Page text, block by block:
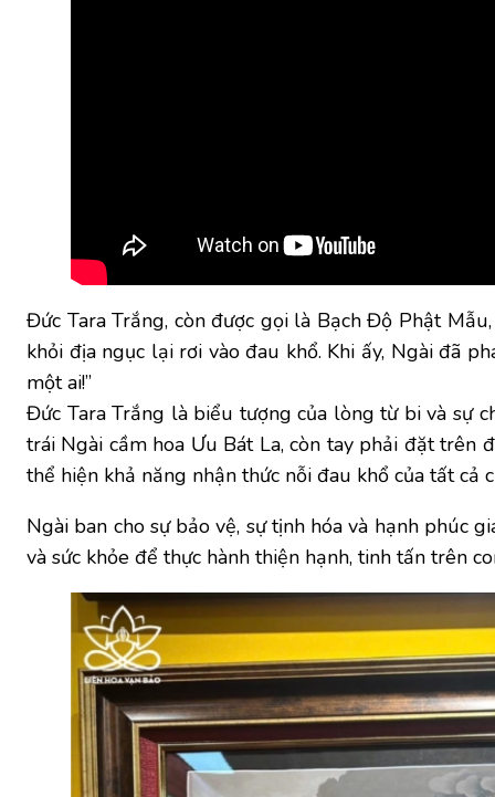
Đức Tara Trắng, còn được gọi là Bạch Độ Phật
khỏi địa ngục lại rơi vào đau khổ. Khi ấy, Ngài đã
một ai!”
Đức Tara Trắng là biểu tượng của lòng từ bi và sự
trái Ngài cầm hoa Ưu Bát La, còn tay phải đặt trên
thể hiện khả năng nhận thức nỗi đau khổ của tất
Ngài ban cho sự bảo vệ, sự tịnh hóa và hạnh phúc
và sức khỏe để thực hành thiện hạnh, tinh tấn trên